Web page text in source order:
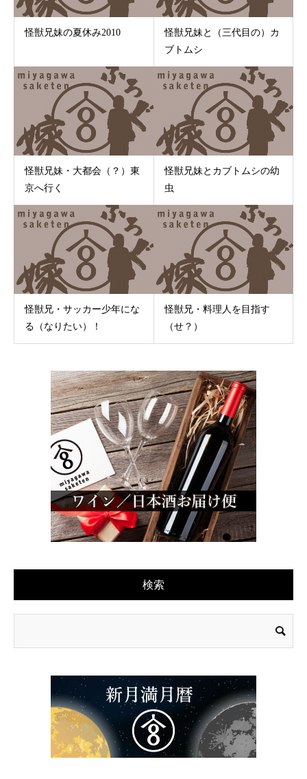
怪獣兄妹の夏休み2010
怪獣兄妹と（三代目の）カ
ブトムシ
怪獣兄妹・大都会（？）東
京へ行く
怪獣兄妹とカブトムシの幼
虫
怪獣兄・サッカー少年にな
る（なりたい）！
怪獣兄・料理人を目指す
（せ？）
検索